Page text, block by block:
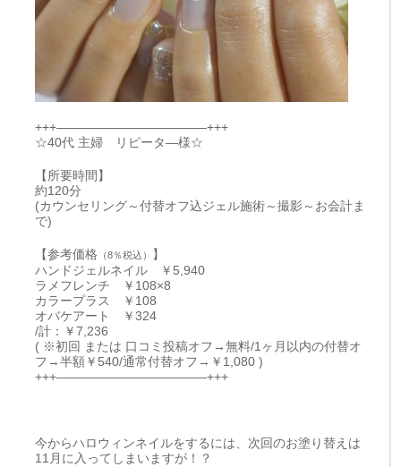
+++————————————+++
☆40代 主婦 リピータ―様☆
【所要時間】
約120分
(カウンセリング～付替オフ込ジェル施術～撮影～お会計ま
で)
【参考価格 （8％税込）
】
ハンドジェルネイル ￥5,940
ラメフレンチ ￥108×8
カラープラス ￥108
オバケアート ￥324
/計：￥7,236
( ※初回 または 口コミ投稿オフ→無料/1ヶ月以内の付替オ
フ→半額￥540/通常付替オフ→￥1,080 )
+++————————————+++
今からハロウィンネイルをするには、次回のお塗り替えは
11月に入ってしまいますが！？